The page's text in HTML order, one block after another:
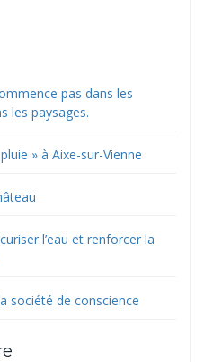
pas dans les
les paysages.
» à Aixe-sur-Vienne
l’eau et renforcer la
société de conscience